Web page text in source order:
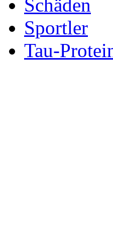
Schäden
Sportler
Tau-